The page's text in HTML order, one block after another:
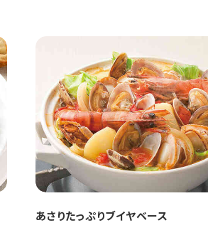
あさりたっぷりブイヤベース